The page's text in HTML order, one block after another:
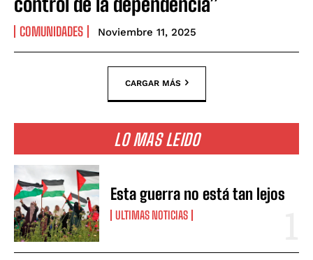
COMUNIDADES Noviembre 11, 2025
CARGAR MÁS
LO MAS LEIDO
Esta guerra no está tan lejos
ULTIMAS NOTICIAS